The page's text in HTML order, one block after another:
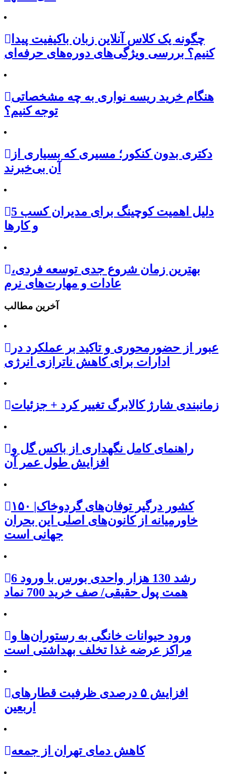
چگونه یک کلاس آنلاین زبان باکیفیت پیدا
کنیم؟ بررسی ویژگی‌های دوره‌های حرفه‌ای
هنگام خرید ریسه نواری به چه مشخصاتی
توجه کنیم؟
دکتری بدون کنکور؛ مسیری که بسیاری از
آن بی‌خبرند
5 دلیل اهمیت کوچینگ برای مدیران کسب
و کارها
بهترین زمان شروع جدی توسعه فردی،
عادات و مهارت‌های نرم
آخرین مطالب
عبور از حضورمحوری و تاکید بر عملکرد در
ادارات برای کاهش ناترازی انرژی
زمانبندی شارژ کالابرگ تغییر کرد + جزئیات
راهنمای کامل نگهداری از باکس گل و
افزایش طول عمر آن
۱۵۰ کشور درگیر توفان‌های گردوخاک|
خاورمیانه از کانون‌های اصلی این بحران
جهانی است
رشد 130 هزار واحدی بورس با ورود 6
همت پول حقیقی/ صف خرید 700 نماد
ورود حیوانات خانگی به رستوران‌ها و
مراکز عرضه غذا تخلف بهداشتی است
افزایش ۵ درصدی ظرفیت قطارهای
اربعین
کاهش دمای تهران از جمعه